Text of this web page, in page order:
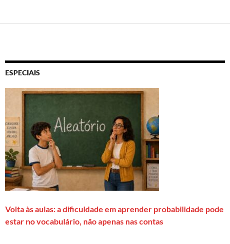
ESPECIAIS
Volta às aulas: a dificuldade em aprender probabilidade pode
estar no vocabulário, não apenas nas contas